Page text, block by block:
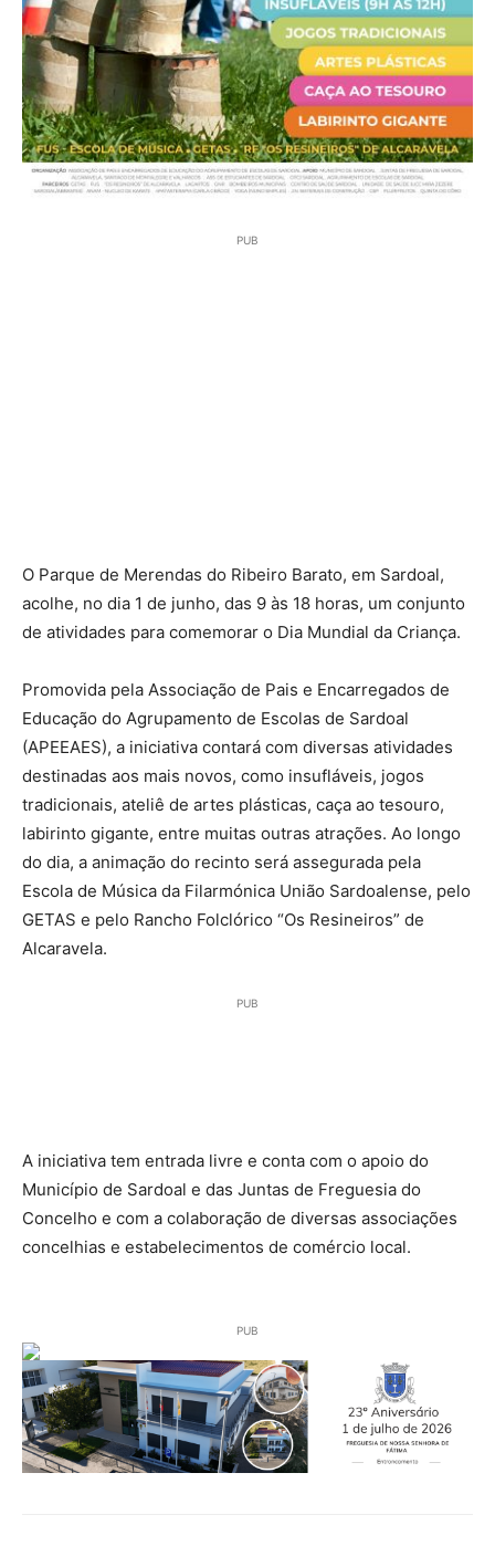
PUB
O Parque de Merendas do Ribeiro Barato, em Sardoal,
acolhe, no dia 1 de junho, das 9 às 18 horas, um conjunto
de atividades para comemorar o Dia Mundial da Criança.
Promovida pela Associação de Pais e Encarregados de
Educação do Agrupamento de Escolas de Sardoal
(APEEAES), a iniciativa contará com diversas atividades
destinadas aos mais novos, como insufláveis, jogos
tradicionais, ateliê de artes plásticas, caça ao tesouro,
labirinto gigante, entre muitas outras atrações. Ao longo
do dia, a animação do recinto será assegurada pela
Escola de Música da Filarmónica União Sardoalense, pelo
GETAS e pelo Rancho Folclórico “Os Resineiros” de
Alcaravela.
PUB
A iniciativa tem entrada livre e conta com o apoio do
Município de Sardoal e das Juntas de Freguesia do
Concelho e com a colaboração de diversas associações
concelhias e estabelecimentos de comércio local.
PUB